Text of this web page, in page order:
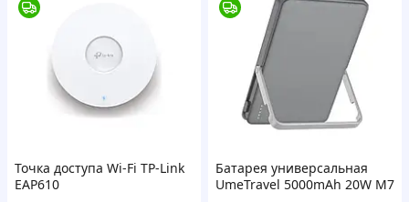
Точка доступа Wi-Fi TP-Link
EAP610
Батарея универсальная
UmeTravel 5000mAh 20W M7